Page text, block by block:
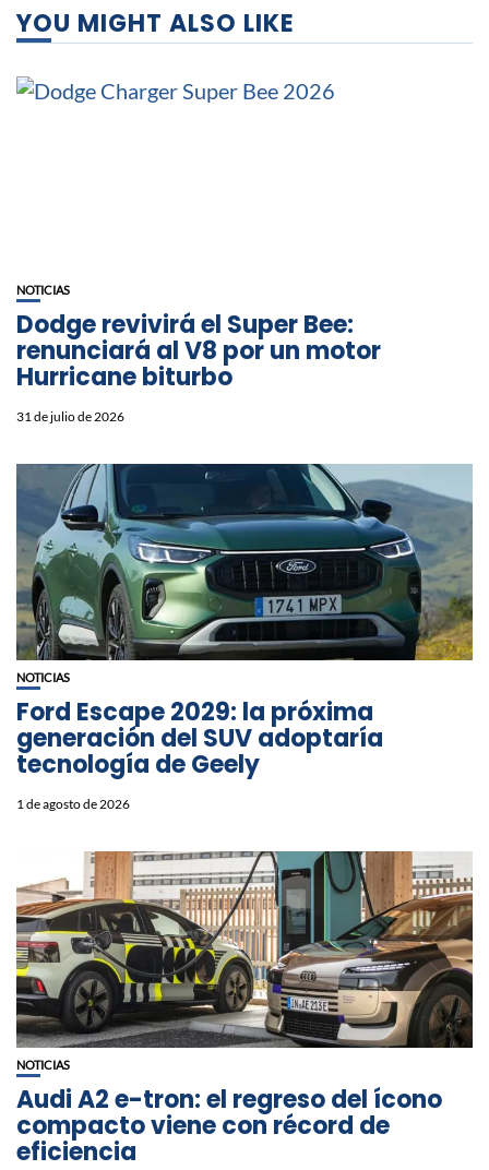
YOU MIGHT ALSO LIKE
NOTICIAS
Dodge revivirá el Super Bee:
renunciará al V8 por un motor
Hurricane biturbo
31 de julio de 2026
NOTICIAS
Ford Escape 2029: la próxima
generación del SUV adoptaría
tecnología de Geely
1 de agosto de 2026
NOTICIAS
Audi A2 e-tron: el regreso del ícono
compacto viene con récord de
eficiencia